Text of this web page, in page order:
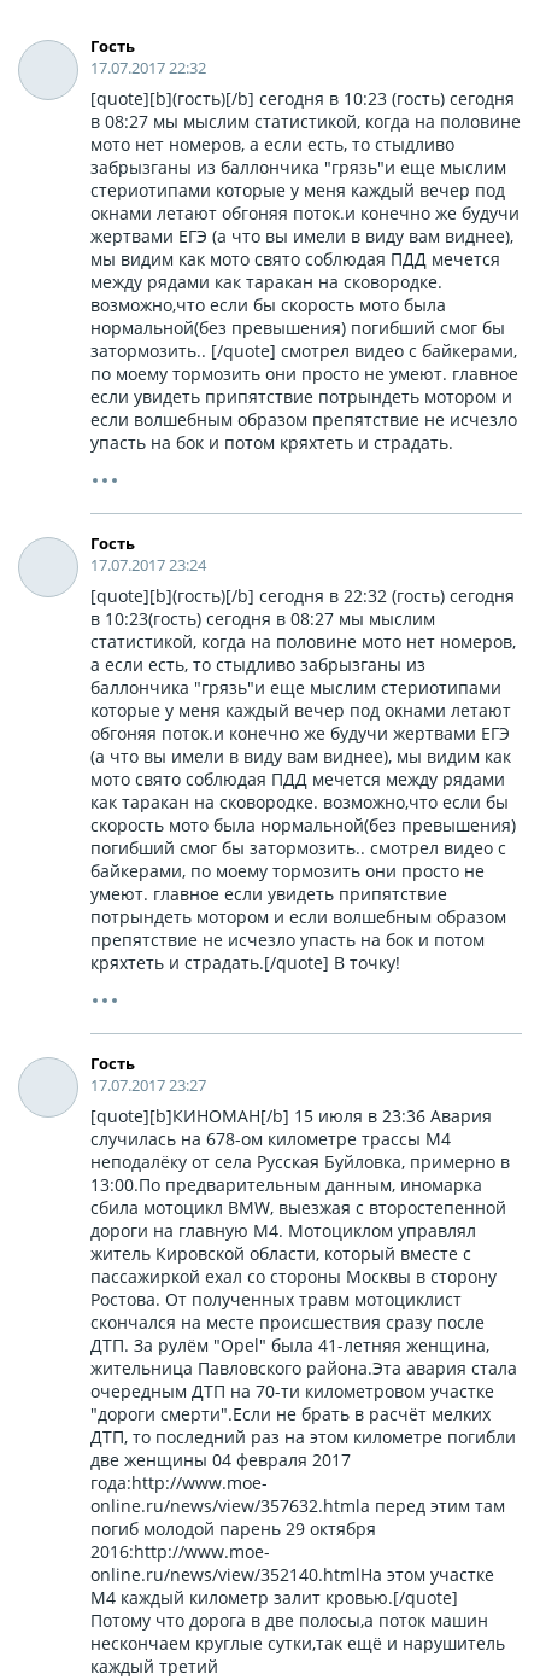
Гость
17.07.2017 22:32
[quote][b](гость)[/b] сегодня в 10:23 (гость) сегодня
в 08:27 мы мыслим статистикой, когда на половине
мото нет номеров, а если есть, то стыдливо
забрызганы из баллончика "грязь"и еще мыслим
стериотипами которые у меня каждый вечер под
окнами летают обгоняя поток.и конечно же будучи
жертвами ЕГЭ (а что вы имели в виду вам виднее),
мы видим как мото свято соблюдая ПДД мечется
между рядами как таракан на сковородке.
возможно,что если бы скорость мото была
нормальной(без превышения) погибший смог бы
затормозить.. [/quote] смотрел видео с байкерами,
по моему тормозить они просто не умеют. главное
если увидеть припятствие потрындеть мотором и
если волшебным образом препятствие не исчезло
упасть на бок и потом кряхтеть и страдать.
Гость
17.07.2017 23:24
[quote][b](гость)[/b] сегодня в 22:32 (гость) сегодня
в 10:23(гость) сегодня в 08:27 мы мыслим
статистикой, когда на половине мото нет номеров,
а если есть, то стыдливо забрызганы из
баллончика "грязь"и еще мыслим стериотипами
которые у меня каждый вечер под окнами летают
обгоняя поток.и конечно же будучи жертвами ЕГЭ
(а что вы имели в виду вам виднее), мы видим как
мото свято соблюдая ПДД мечется между рядами
как таракан на сковородке. возможно,что если бы
скорость мото была нормальной(без превышения)
погибший смог бы затормозить.. смотрел видео с
байкерами, по моему тормозить они просто не
умеют. главное если увидеть припятствие
потрындеть мотором и если волшебным образом
препятствие не исчезло упасть на бок и потом
кряхтеть и страдать.[/quote] В точку!
Гость
17.07.2017 23:27
[quote][b]КИНОМАН[/b] 15 июля в 23:36 Авария
случилась на 678-ом километре трассы М4
неподалёку от села Русская Буйловка, примерно в
13:00.По предварительным данным, иномарка
сбила мотоцикл BMW‎, выезжая с второстепенной
дороги на главную М4. Мотоциклом управлял
житель Кировской области, который вместе с
пассажиркой ехал со стороны Москвы в сторону
Ростова. От полученных травм мотоциклист
скончался на месте происшествия сразу после
ДТП. За рулём "Opel" была 41-летняя женщина,
жительница Павловского района.Эта авария стала
очередным ДТП на 70-ти километровом участке
"дороги смерти".Если не брать в расчёт мелких
ДТП, то последний раз на этом километре погибли
две женщины 04 февраля 2017
года:http://www.moe-
online.ru/news/view/357632.htmlа перед этим там
погиб молодой парень 29 октября
2016:http://www.moe-
online.ru/news/view/352140.htmlНа этом участке
М4 каждый километр залит кровью.[/quote]
Потому что дорога в две полосы,а поток машин
нескончаем круглые сутки,так ещё и нарушитель
каждый третий